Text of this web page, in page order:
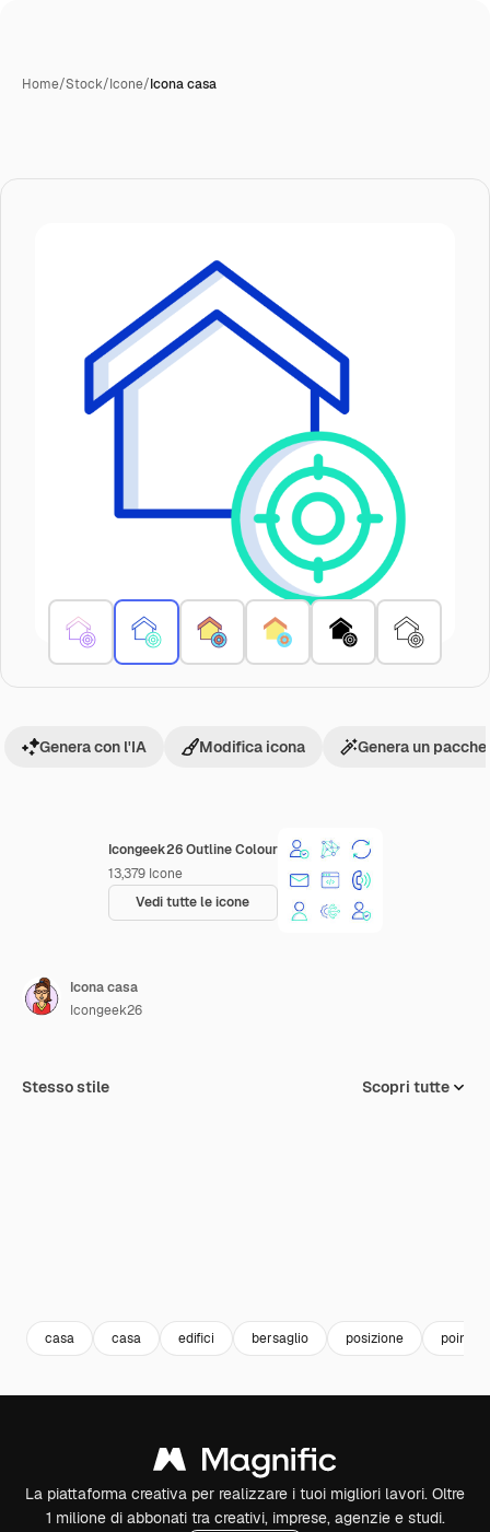
Home/Stock/Icone/Icona casa
Icongeek26 Outline Colour
13,379 Icone
Vedi tutte le icone
Genera con l'IA Modifica icona Genera un
Icona casa
Icongeek26
Stesso stile Scopri tutte
casa casa edifici bersaglio posizione pointer
La piattaforma creativa per realizzare i tuoi migliori lavori. Oltre
1 milione di abbonati tra creativi, imprese, agenzie e studi.